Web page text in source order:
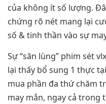
của không ít số lượng.
chứng rõ nét mang lại
số & tinh thần vào sự
Sự “săn lùng” phim sét
lại thấy bổ sung 1 thực
mua phần đa thứ chăm
may mắn, ngay cả trong